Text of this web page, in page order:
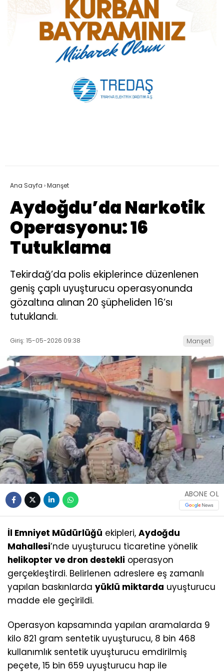
Ana Sayfa ›Manşet
Aydoğdu’da Narkotik
Operasyonu: 16
Tutuklama
Tekirdağ’da polis ekiplerince düzenlenen
geniş çaplı uyuşturucu operasyonunda
gözaltına alınan 20 şüpheliden 16’sı
tutuklandı.
Giriş: 15-05-2026 09:38 Manşet
ABONE OL
İl Emniyet Müdürlüğü ekipleri, Aydoğdu
Mahallesi’nde uyuşturucu ticaretine yönelik
helikopter ve dron destekli operasyon
gerçekleştirdi. Belirlenen adreslere eş zamanlı
yapılan baskınlarda yüklü miktarda uyuşturucu
madde ele geçirildi.
Operasyon kapsamında yapılan aramalarda 9
kilo 821 gram sentetik uyuşturucu, 8 bin 468
kullanımlık sentetik uyuşturucu emdirilmiş
peçete, 15 bin 659 uyuşturucu hap ile